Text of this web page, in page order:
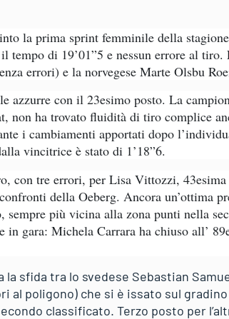
la prima sprint femminile della
di 19’01”5 e nessun errore al tiro.
errori) e la norvegese Marte Olsbu
azzurre con il 23esimo posto. La
non ha trovato fluidità di tiro complice
i cambiamenti apportati dopo
vincitrice è stato di 1’18”6.
con tre errori, per Lisa Vittozzi,
della Oeberg. Ancora un’ottima
sempre più vicina alla zona punti nella
in gara: Michela Carrara ha chiuso all’
sfida tra lo svedese Sebastian
al poligono) che si è issato sul
classificato. Terzo posto per